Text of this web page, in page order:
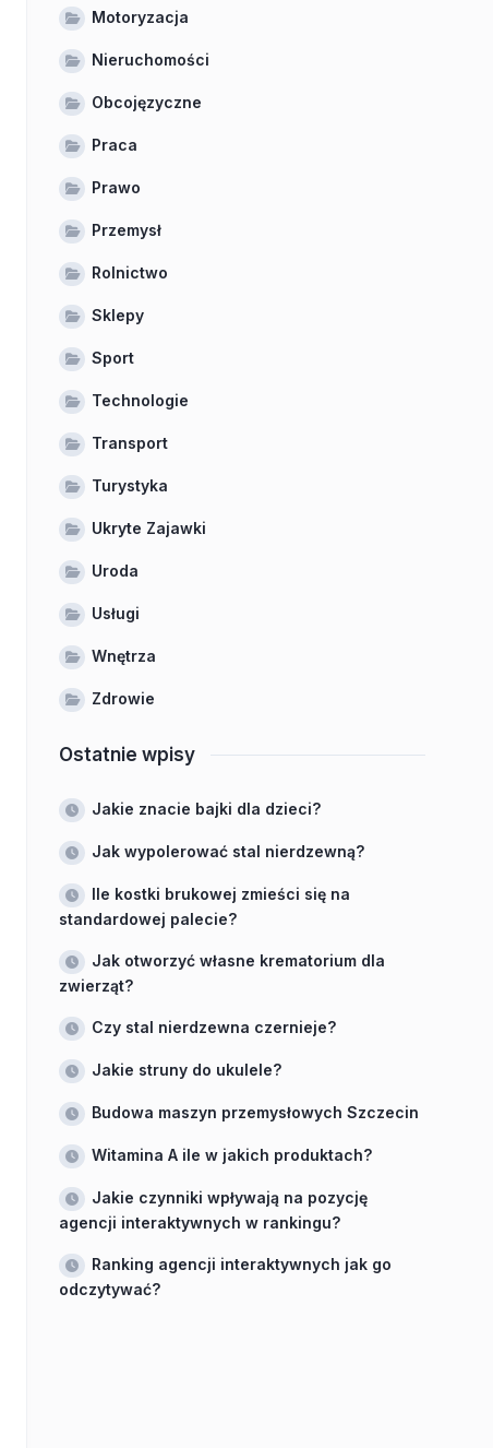
Motoryzacja
Nieruchomości
Obcojęzyczne
Praca
Prawo
Przemysł
Rolnictwo
Sklepy
Sport
Technologie
Transport
Turystyka
Ukryte Zajawki
Uroda
Usługi
Wnętrza
Zdrowie
Ostatnie wpisy
Jakie znacie bajki dla dzieci?
Jak wypolerować stal nierdzewną?
Ile kostki brukowej zmieści się na
standardowej palecie?
Jak otworzyć własne krematorium dla
zwierząt?
Czy stal nierdzewna czernieje?
Jakie struny do ukulele?
Budowa maszyn przemysłowych Szczecin
Witamina A ile w jakich produktach?
Jakie czynniki wpływają na pozycję
agencji interaktywnych w rankingu?
Ranking agencji interaktywnych jak go
odczytywać?